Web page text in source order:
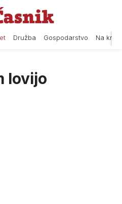
Družba Gospodarstvo Na
lovijo